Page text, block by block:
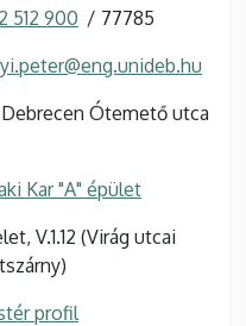
512 900 77785
Ótemető utca
Kar "A" épület
V.1.12 (Virág utcai
profil